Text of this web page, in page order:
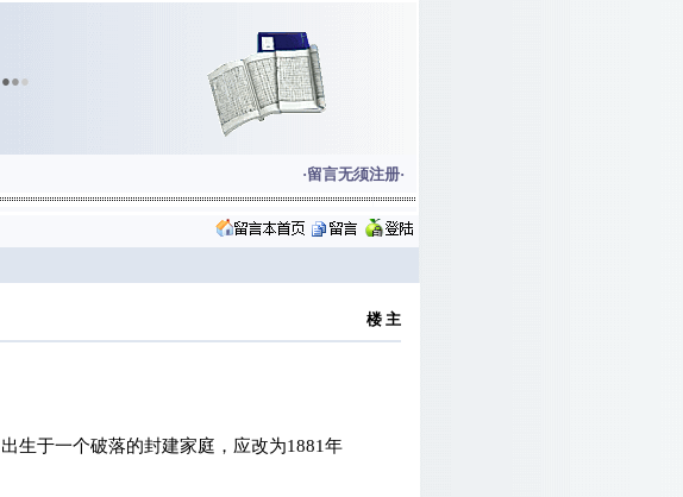
●●●
·留言无须注册·
楼 主
生于一个破落的封建家庭，应改为1881年